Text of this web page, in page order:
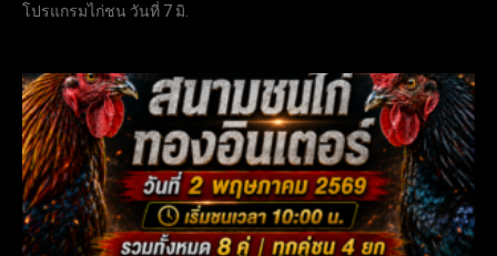
โปรแกรมไก่ชน วันที่ 7 มิ.